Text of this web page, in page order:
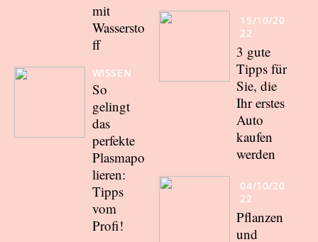
mit
Wassersto
ff
WISSEN
So
gelingt
das
perfekte
Plasmapo
lieren:
Tipps
vom
Profi!
15/10/20
22
3 gute
Tipps für
Sie, die
Ihr erstes
Auto
kaufen
werden
04/10/20
22
Pflanzen
und